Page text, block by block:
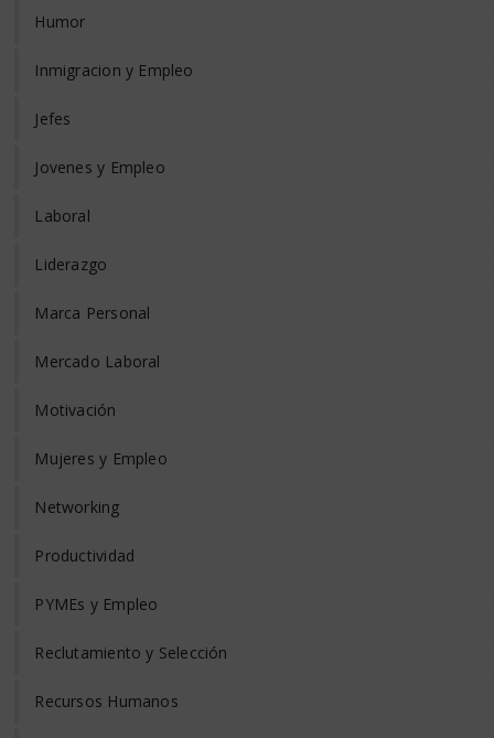
Humor
Inmigracion y Empleo
Jefes
Jovenes y Empleo
Laboral
Liderazgo
Marca Personal
Mercado Laboral
Motivación
Mujeres y Empleo
Networking
Productividad
PYMEs y Empleo
Reclutamiento y Selección
Recursos Humanos